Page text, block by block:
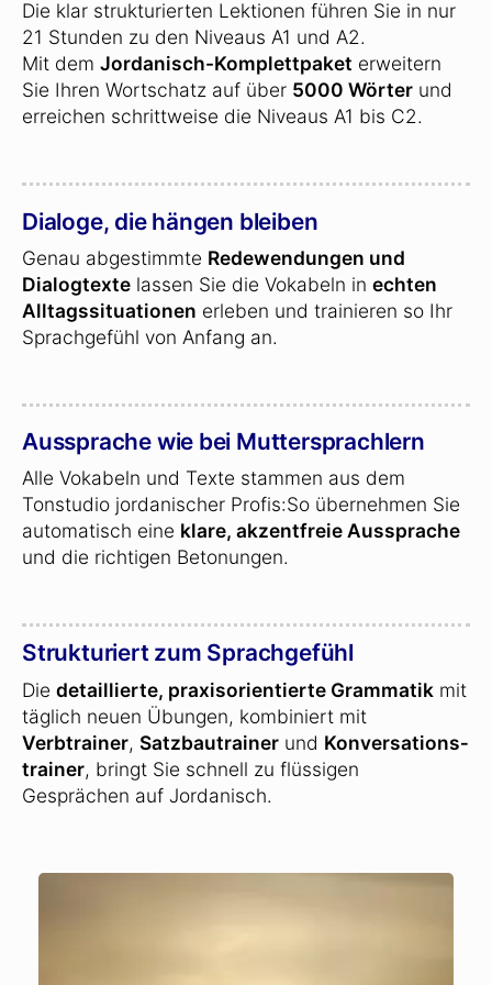
Die klar strukturierten Lektionen führen Sie in nur
21 Stunden zu den Niveaus A1 und A2.
Mit dem Jordanisch-Komplettpaket erweitern
Sie Ihren Wortschatz auf über 5000 Wörter und
erreichen schrittweise die Niveaus A1 bis C2.
Dialoge, die hängen bleiben
Genau abgestimmte Redewendungen und
Dialogtexte lassen Sie die Vokabeln in echten
Alltagssituationen erleben und trainieren so Ihr
Sprachgefühl von Anfang an.
Aussprache wie bei Muttersprachlern
Alle Vokabeln und Texte stammen aus dem
Tonstudio jordanischer Profis:So übernehmen Sie
automatisch eine klare, akzentfreie Aussprache
und die richtigen Betonungen.
Strukturiert zum Sprachgefühl
Die detaillierte, praxisorientierte Grammatik mit
täglich neuen Übungen, kombiniert mit
Verbtrainer, Satzbautrainer und Konversations­
trainer, bringt Sie schnell zu flüssigen
Gesprächen auf Jordanisch.